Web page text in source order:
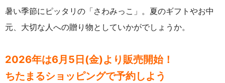
暑い季節にピッタリの「さわみっこ」。夏のギフトやお中
元、大切な人への贈り物としていかがでしょうか。
2026年は6月5日(金)より販売開始！
ちたまるショッピングで予約しよう